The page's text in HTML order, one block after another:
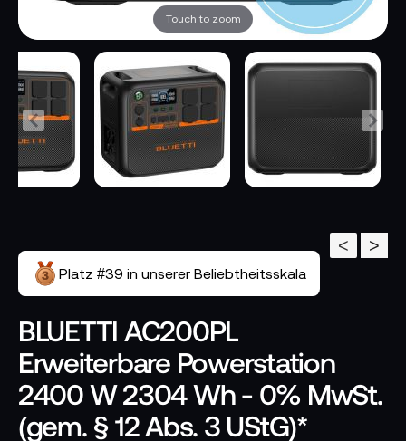
Touch to zoom
>
<
Platz #39 in unserer Beliebtheitsskala
BLUETTI AC200PL
Erweiterbare Powerstation
2400 W 2304 Wh - 0% MwSt.
(gem. § 12 Abs. 3 UStG)*